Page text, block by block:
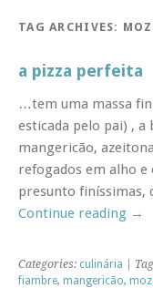
TAG ARCHIVES:
a pizza perfeita
…tem uma massa
esticada pelo pai) ,
mangericão,
refogados em alho
presunto finíssimas,
Continue reading →
Categories: culinária |
fiambre, mangericão,